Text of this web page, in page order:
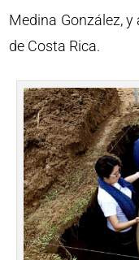
Medina González,
de Costa Rica.